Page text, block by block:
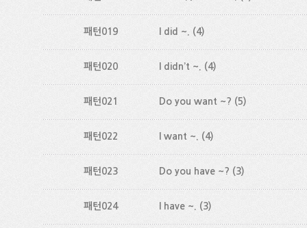
패턴019 I did ~. (4)
패턴020 I didn’t ~. (4)
패턴021 Do you want ~? (5)
패턴022 I want ~. (4)
패턴023 Do you have ~? (3)
패턴024 I have ~. (3)